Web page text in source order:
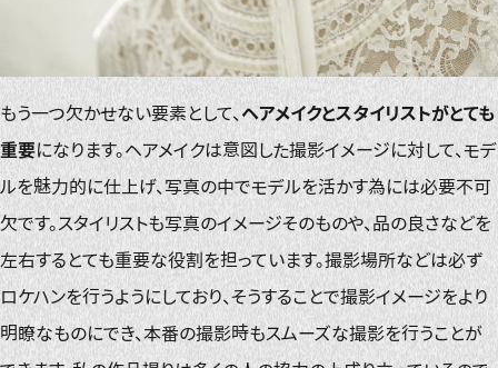
もう一つ欠かせない要素として、 ヘアメイクとスタイリストがとても
重要になります。ヘアメイクは意図した撮影イメージに対して、モデ
ルを魅力的に仕上げ、写真の中でモデルを活かす為には必要不可
欠です。スタイリストも写真のイメージそのものや、品の良さなどを
左右するとても重要な役割を担っています。撮影場所などは必ず
ロケハンを行うようにしており、そうすることで撮影イメージをより
明瞭なものにでき、本番の撮影時もスムーズな撮影を行うことが